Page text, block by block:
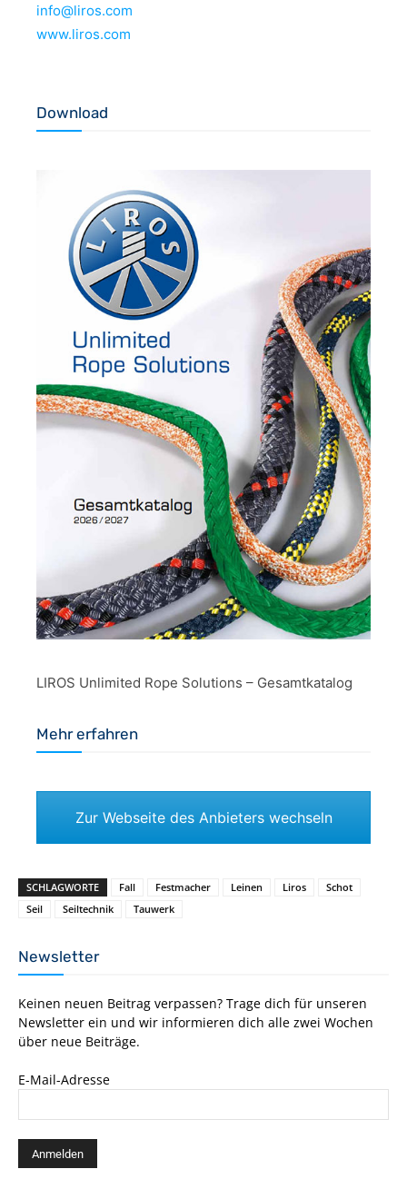
info@liros.com
www.liros.com
Download
LIROS Unlimited Rope Solutions – Gesamtkatalog
Mehr erfahren
Zur Webseite des Anbieters wechseln
SCHLAGWORTE Fall Festmacher Leinen Liros
Schot
Seil
Seiltechnik Tauwerk
Newsletter
Keinen neuen Beitrag verpassen? Trage dich für unseren
Newsletter ein und wir informieren dich alle zwei Wochen
über neue Beiträge.
E-Mail-Adresse